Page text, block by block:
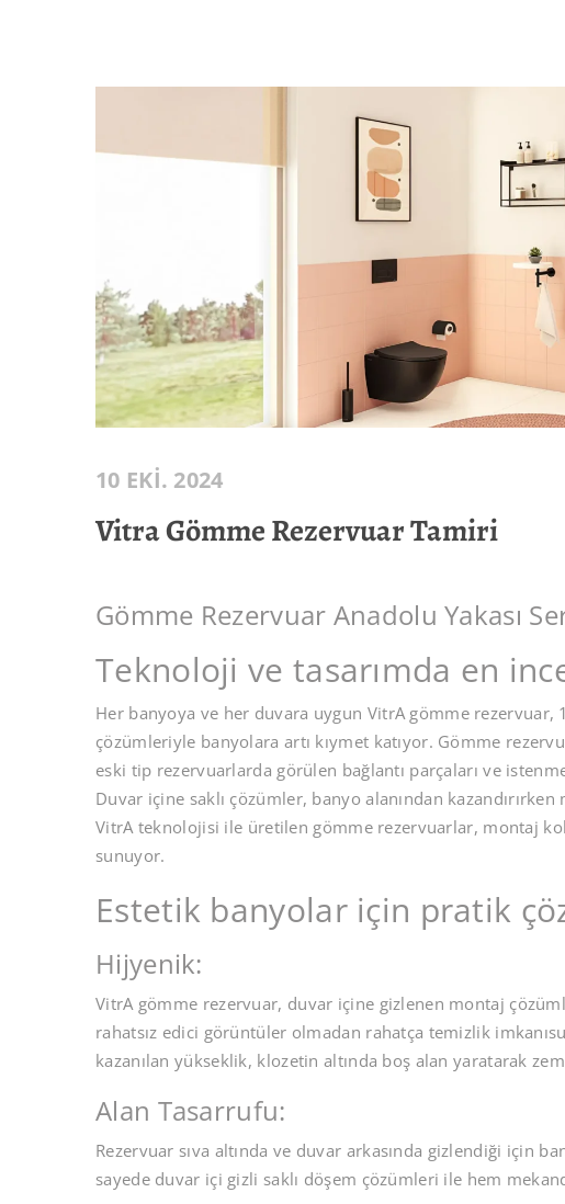
10 EKI. 2024
Vitra Gömme Rezervuar Tamiri
Gömme Rezervuar Anadolu Yakası
Teknoloji ve tasarımda en
Her banyoya ve her duvara uygun VitrA gömme
çözümleriyle banyolara artı kıymet katıyor. Gömme
eski tip rezervuarlarda görülen bağlantı parçaları ve
Duvar içine saklı çözümler, banyo alanından
VitrA teknolojisi ile üretilen gömme rezervuarlar, montaj
sunuyor.
Estetik banyolar için pratik
Hijyenik:
VitrA gömme rezervuar, duvar içine gizlenen montaj
rahatsız edici görüntüler olmadan rahatça temizlik
kazanılan yükseklik, klozetin altında boş alan yaratarak
Alan Tasarrufu:
Rezervuar sıva altında ve duvar arkasında gizlendiği için
sayede duvar içi gizli saklı döşem çözümleri ile hem